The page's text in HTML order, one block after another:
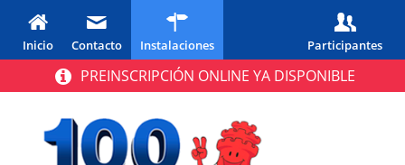
Inicio Contacto Instalaciones Participantes
PREINSCRIPCIÓN ONLINE YA DISPONIBLE